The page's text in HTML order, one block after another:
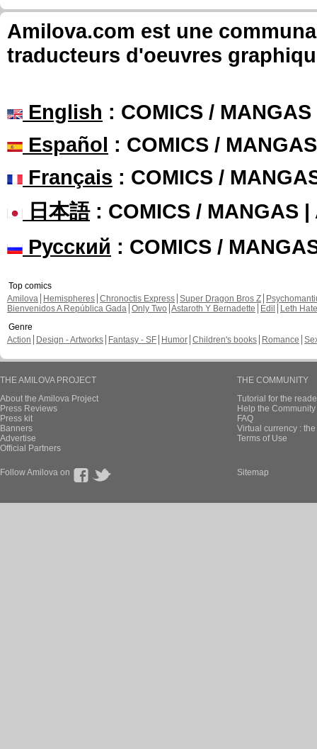
Amilova.com est une
traducteurs d'oeuvres
English : COMICS /
Español : COMICS /
Français : COMICS /
日本語: COMICS / MANGAS |
Русский : COMICS /
Top comics
Amilova
Hemispheres Chronoctis Express Super Dragon Bros Z
Bienvenidos A República Gada Only Two Astaroth Y Bernadette Edil
Leth Hate
Genre
Action
Design - Artworks Fantasy - SF Humor Children's books Romance
THE AMILOVA PROJECT
About the Amilova Project
Press Reviews
Press kit
Banners
Advertise
Official Partners
THE COMMUNITY
Tutorial for the
Help the
FAQ
Virtual currency :
Terms of Use
Follow Amilova on Sitemap